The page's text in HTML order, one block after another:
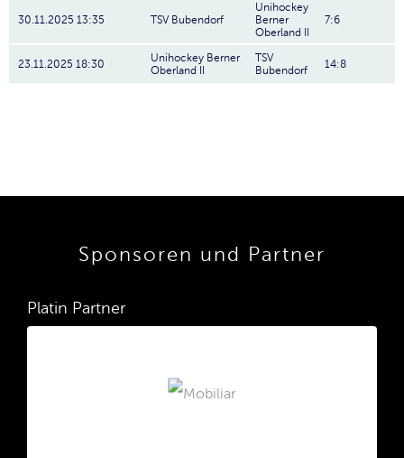
30.11.2025 13:35 TSV Bubendorf
Unihockey
Berner
Oberland II
7:6
23.11.2025 18:30
Unihockey Berner
Oberland II
TSV
Bubendorf
14:8
Sponsoren und Partner
Platin Partner